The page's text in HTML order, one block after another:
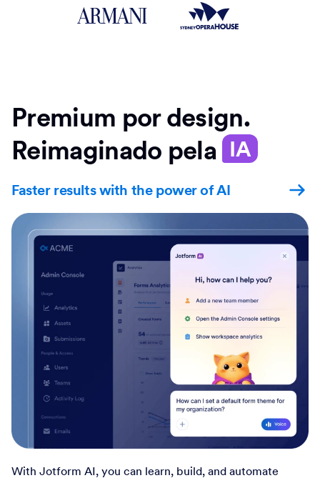
Premium por design.
Reimaginado pela IA
Faster results with the power of AI
With Jotform AI, you can learn, build, and automate